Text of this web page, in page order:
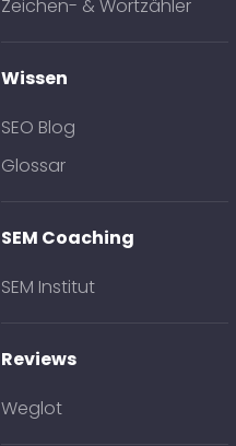
Zeichen- & Wortzähler
Wissen
SEO Blog
Glossar
SEM Coaching
SEM Institut
Reviews
Weglot